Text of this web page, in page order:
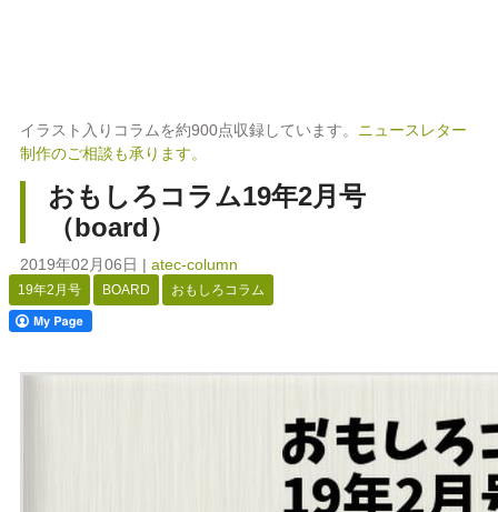
イラスト入りコラムを約900点収録しています。 ニュースレター
制作のご相談も承ります。
おもしろコラム19年2月号
（board）
2019年02月06日 | atec-column
19年2月号 BOARD おもしろコラム